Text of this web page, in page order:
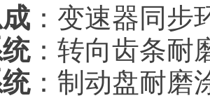
：变速器同步
：转向齿条耐
：制动盘耐磨